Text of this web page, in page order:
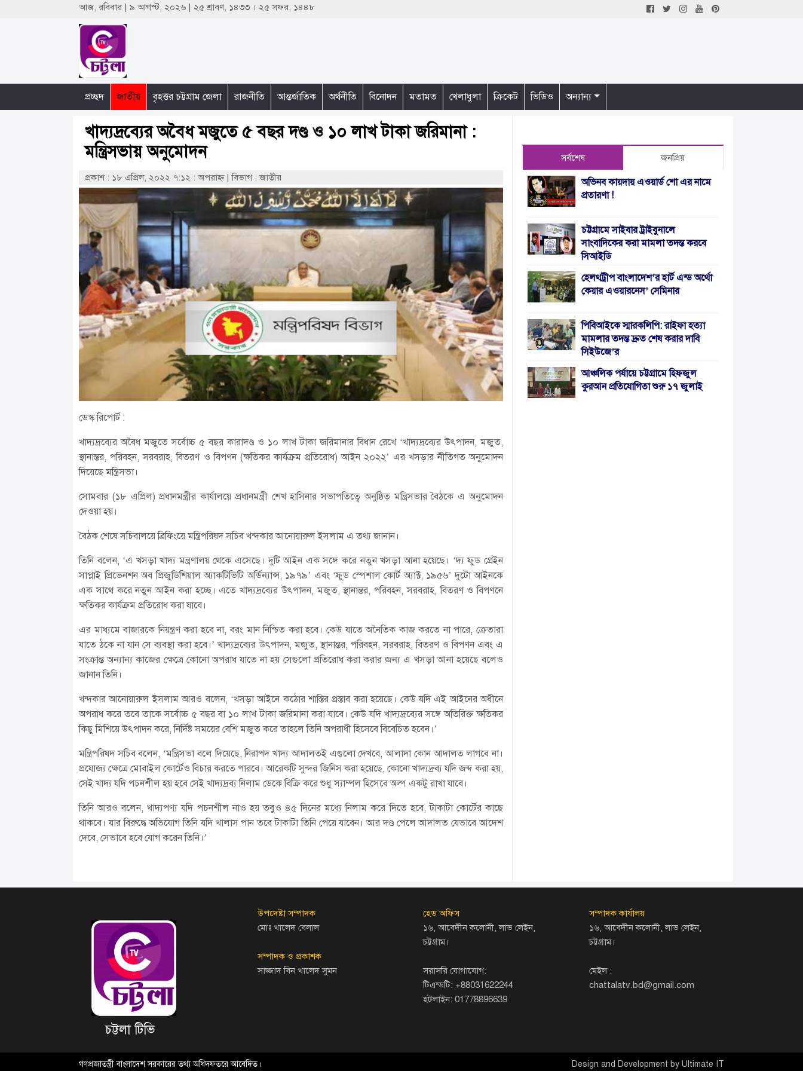
আজ, রবিবার | ৯ আগস্ট, ২০২৬ | ২৫ শ্রাবণ, ১৪৩৩ । ২৫ সফর, ১৪৪৮
প্রচ্ছদ জাতীয় বৃহত্তর চট্টগ্রাম জেলা রাজনীতি আন্তর্জাতিক অর্থনীতি বিনোদন মতামত খেলাধুলা ক্রিকেট ভিডিও অন্যান্য
খাদ্যদ্রব্যের অবৈধ মজুতে ৫ বছর দণ্ড ও ১০ লাখ টাকা জরিমানা :
মন্ত্রিসভায় অনুমোদন
প্রকাশ : ১৮ এপ্রিল, ২০২২ ৭:১২ : অপরাহ্ণ |বিভাগ : জাতীয়
ডেস্ক রিপোর্ট :
খাদ্যদ্রব্যের অবৈধ মজুতে সর্বোচ্চ ৫ বছর কারাদণ্ড ও ১০ লাখ টাকা জরিমানার বিধান রেখে ‘খাদ্যদ্রব্যের উৎপাদন, মজুত,
স্থানান্তর, পরিবহন, সরবরাহ, বিতরণ ও বিপণন (ক্ষতিকর কার্যক্রম প্রতিরোধ) আইন ২০২২’ এর খসড়ার নীতিগত অনুমোদন
দিয়েছে মন্ত্রিসভা।
সোমবার (১৮ এপ্রিল) প্রধানমন্ত্রীর কার্যালয়ে প্রধানমন্ত্রী শেখ হাসিনার সভাপতিত্বে অনুষ্ঠিত মন্ত্রিসভার বৈঠকে এ অনুমোদন
দেওয়া হয়।
বৈঠক শেষে সচিবালয়ে ব্রিফিংয়ে মন্ত্রিপরিষদ সচিব খন্দকার আনোয়ারুল ইসলাম এ তথ্য জানান।
তিনি বলেন, ‘এ খসড়া খাদ্য মন্ত্রণালয় থেকে এসেছে। দুটি আইন এক সঙ্গে করে নতুন খসড়া আনা হয়েছে। ‘দ্য ফুড গ্রেইন
সাপ্লাই প্রিভেনশন অব প্রিজুডিশিয়াল অ্যাকটিভিটি অর্ডিন্যান্স, ১৯৭৯’ এবং ‘ফুড স্পেশাল কোর্ট অ্যাক্ট, ১৯৫৬’ দুটো আইনকে
এক সাথে করে নতুন আইন করা হচ্ছে। এতে খাদ্যদ্রব্যের উৎপাদন, মজুত, স্থানান্তর, পরিবহন, সরবরাহ, বিতরণ ও বিপণনে
ক্ষতিকর কার্যক্রম প্রতিরোধ করা যাবে।
এর মাধ্যমে বাজারকে নিয়ন্ত্রণ করা হবে না, বরং মান নিশ্চিত করা হবে। কেউ যাতে অনৈতিক কাজ করতে না পারে, ক্রেতারা
যাতে ঠকে না যান সে ব্যবস্থা করা হবে।’ খাদ্যদ্রব্যের উৎপাদন, মজুত, স্থানান্তর, পরিবহন, সরবরাহ, বিতরণ ও বিপণন এবং এ
সংক্রান্ত অন্যান্য কাজের ক্ষেত্রে কোনো অপরাধ যাতে না হয় সেগুলো প্রতিরোধ করা করার জন্য এ খসড়া আনা হয়েছে বলেও
জানান তিনি।
খন্দকার আনোয়ারুল ইসলাম আরও বলেন, ‘খসড়া আইনে কঠোর শাস্তির প্রস্তাব করা হয়েছে। কেউ যদি এই আইনের অধীনে
অপরাধ করে তবে তাকে সর্বোচ্চ ৫ বছর বা ১০ লাখ টাকা জরিমানা করা যাবে। কেউ যদি খাদ্যদ্রব্যের সঙ্গে অতিরিক্ত ক্ষতিকর
কিছু মিশিয়ে উৎপাদন করে, নির্দিষ্ট সময়ের বেশি মজুত করে তাহলে তিনি অপরাধী হিসেবে বিবেচিত হবেন।’
মন্ত্রিপরিষদ সচিব বলেন, ‘মন্ত্রিসভা বলে দিয়েছে, নিরাপদ খাদ্য আদালতই এগুলো দেখবে, আলাদা কোন আদালত লাগবে না।
প্রযোজ্য ক্ষেত্রে মোবাইল কোর্টেও বিচার করতে পারবে। আরেকটি সুন্দর জিনিস করা হয়েছে, কোনো খাদ্যদ্রব্য যদি জব্দ করা হয়,
সেই খাদ্য যদি পচনশীল হয় হবে সেই খাদ্যদ্রব্য নিলাম ডেকে বিক্রি করে শুধু স্যাম্পল হিসেবে অল্প একটু রাখা যাবে।
তিনি আরও বলেন, খাদ্যপণ্য যদি পচনশীল নাও হয় তবুও ৪৫ দিনের মধ্যে নিলাম করে দিতে হবে, টাকাটা কোর্টের কাছে
থাকবে। যার বিরুদ্ধে অভিযোগ তিনি যদি খালাস পান তবে টাকাটা তিনি পেয়ে যাবেন। আর দণ্ড পেলে আদালত যেভাবে আদেশ
দেবে, সেভাবে হবে যোগ করেন তিনি।’
সর্বশেষ জনপ্রিয়
অভিনব কায়দায় এওয়ার্ড শো এর নামে
প্রতারণা !
চট্টগ্রামে সাইবার ট্রাইবুনালে
সাংবাদিকের করা মামলা তদন্ত করবে
সিআইডি
হেলথট্রীপ বাংলাদেশ’র হার্ট এন্ড অর্থো
কেয়ার এওয়ারনেস’ সেমিনার
পিবিআইকে স্মারকলিপি: রাইফা হত্যা
মামলার তদন্ত দ্রুত শেষ করার দাবি
সিইউজে’র
আঞ্চলিক পর্যায়ে চট্টগ্রামে হিফজুল
কুরআন প্রতিযোগিতা শুরু ১৭ জুলাই
চট্টলা টিভি
উপদেষ্টা সম্পাদক
মোঃ খালেদ বেলাল
সম্পাদক ও প্রকাশক
সাজ্জাদ বিন খালেদ সুমন
হেড অফিস
১৬, আবেদীন কলোনী, লাভ লেইন,
চট্টগ্রাম।
সরাসরি যোগাযোগ:
টিএন্ডটি: +88031622244
হটলাইন: 01778896639
সম্পাদক কার্যালয়
১৬, আবেদীন কলোনী, লাভ লেইন,
চট্টগ্রাম।
মেইল :
chattalatv.bd@gmail.com
গণপ্রজাতন্ত্রী বাংলাদেশ সরকারের তথ্য অধিদফতরে আবেদিত। Design and Development by Ultimate IT